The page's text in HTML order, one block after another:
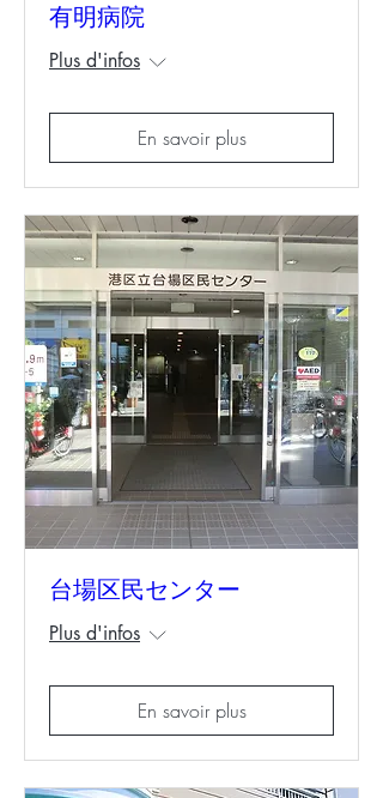
有明病院
Plus d'infos
En savoir plus
台場区民センター
Plus d'infos
En savoir plus